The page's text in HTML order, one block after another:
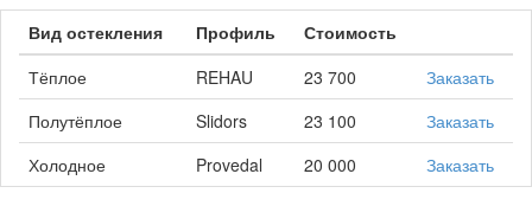
Вид остекления Профиль
Стоимость
Тёплое
REHAU 23 700
Заказать
Полутёплое
Slidors 23 100
Заказать
Холодное
Provedal 20 000 Заказать